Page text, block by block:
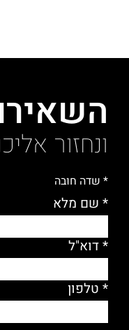
ונחזור
* שדה חובה
* שם מלא
* דוא"ל
* טלפון